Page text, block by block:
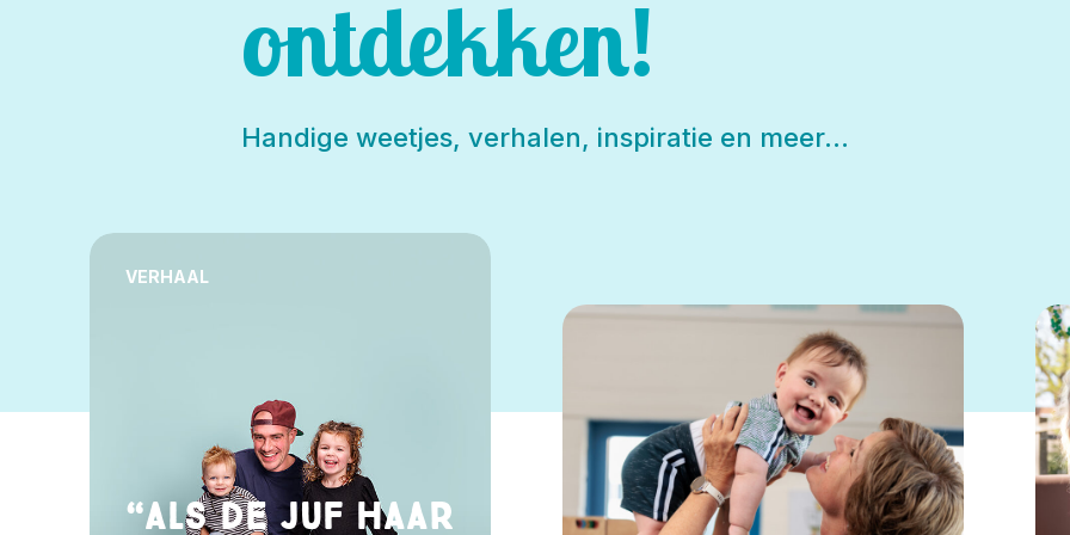
ontdekken!
Handige weetjes, verhalen, inspiratie en meer…
VERHAAL
“Als de juf haar